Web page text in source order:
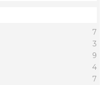
7
3
9
4
7